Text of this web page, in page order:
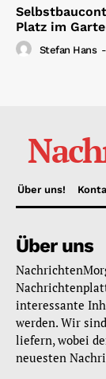
Platz im
Stefan Hans -
Über uns!
Über uns
interessante
werden. Wir
liefern, wobei
neuesten